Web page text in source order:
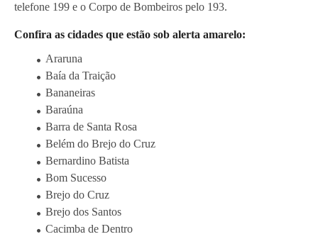
telefone 199 e o Corpo de Bombeiros pelo 193.
Confira as cidades que estão sob alerta amarelo:
Araruna
Baía da Traição
Bananeiras
Baraúna
Barra de Santa Rosa
Belém do Brejo do Cruz
Bernardino Batista
Bom Sucesso
Brejo do Cruz
Brejo dos Santos
Cacimba de Dentro